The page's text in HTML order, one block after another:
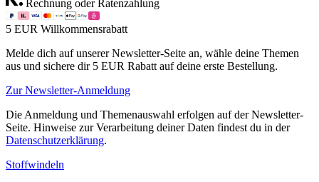
Rechnung oder Ratenzahlung
5 EUR Willkommensrabatt
Melde dich auf unserer Newsletter-Seite an, wähle deine Themen
aus und sichere dir 5 EUR Rabatt auf deine erste Bestellung.
Zur Newsletter-Anmeldung
Die Anmeldung und Themenauswahl erfolgen auf der Newsletter-
Seite. Hinweise zur Verarbeitung deiner Daten findest du in der
Datenschutzerklärung.
Stoffwindeln